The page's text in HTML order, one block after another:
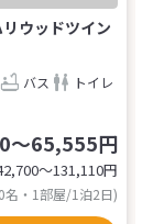
ウッドツイン
バス
トイレ
～65,555円
〜131,110円
名・1部屋/1泊2日)